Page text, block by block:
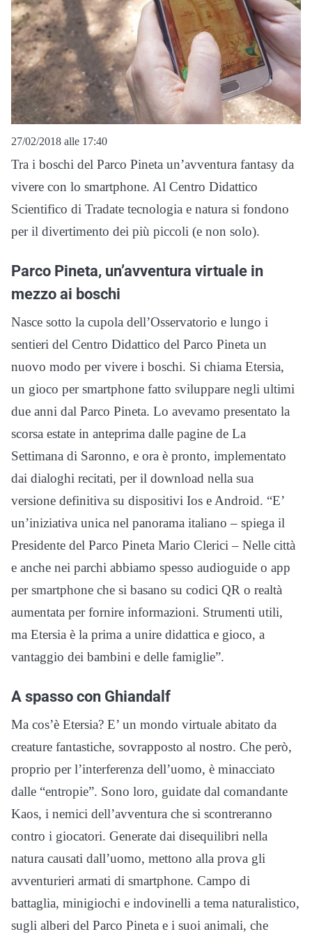
27/02/2018 alle 17:40
Tra i boschi del Parco Pineta un’avventura fantasy da
vivere con lo smartphone. Al Centro Didattico
Scientifico di Tradate tecnologia e natura si fondono
per il divertimento dei più piccoli (e non solo).
Parco Pineta, un’avventura virtuale in
mezzo ai boschi
Nasce sotto la cupola dell’Osservatorio e lungo i
sentieri del Centro Didattico del Parco Pineta un
nuovo modo per vivere i boschi. Si chiama Etersia,
un gioco per smartphone fatto sviluppare negli ultimi
due anni dal Parco Pineta. Lo avevamo presentato la
scorsa estate in anteprima dalle pagine de La
Settimana di Saronno, e ora è pronto, implementato
dai dialoghi recitati, per il download nella sua
versione definitiva su dispositivi Ios e Android. “E’
un’iniziativa unica nel panorama italiano – spiega il
Presidente del Parco Pineta Mario Clerici – Nelle città
e anche nei parchi abbiamo spesso audioguide o app
per smartphone che si basano su codici QR o realtà
aumentata per fornire informazioni. Strumenti utili,
ma Etersia è la prima a unire didattica e gioco, a
vantaggio dei bambini e delle famiglie”.
A spasso con Ghiandalf
Ma cos’è Etersia? E’ un mondo virtuale abitato da
creature fantastiche, sovrapposto al nostro. Che però,
proprio per l’interferenza dell’uomo, è minacciato
dalle “entropie”. Sono loro, guidate dal comandante
Kaos, i nemici dell’avventura che si scontreranno
contro i giocatori. Generate dai disequilibri nella
natura causati dall’uomo, mettono alla prova gli
avventurieri armati di smartphone. Campo di
battaglia, minigiochi e indovinelli a tema naturalistico,
sugli alberi del Parco Pineta e i suoi animali, che